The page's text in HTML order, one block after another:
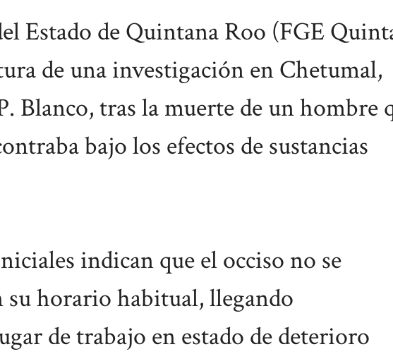
Estado de Quintana Roo (FGE
de una investigación en Chetumal,
Blanco, tras la muerte de un hombre
bajo los efectos de sustancias
indican que el occiso no se
su horario habitual, llegando
de trabajo en estado de deterioro